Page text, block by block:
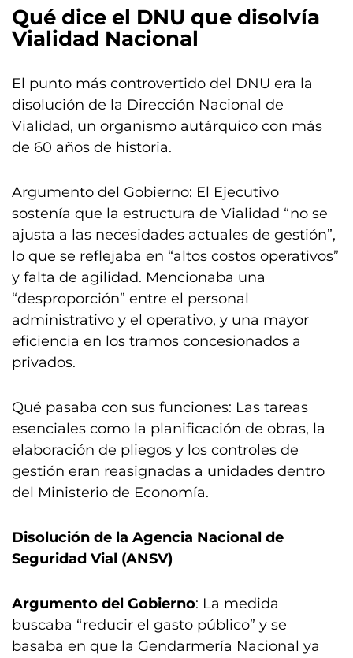
Qué dice el DNU que disolvía
Vialidad Nacional
El punto más controvertido del DNU era la
disolución de la Dirección Nacional de
Vialidad, un organismo autárquico con más
de 60 años de historia.
Argumento del Gobierno: El Ejecutivo
sostenía que la estructura de Vialidad “no se
ajusta a las necesidades actuales de gestión”,
lo que se reflejaba en “altos costos operativos”
y falta de agilidad. Mencionaba una
“desproporción” entre el personal
administrativo y el operativo, y una mayor
eficiencia en los tramos concesionados a
privados.
Qué pasaba con sus funciones: Las tareas
esenciales como la planificación de obras, la
elaboración de pliegos y los controles de
gestión eran reasignadas a unidades dentro
del Ministerio de Economía.
Disolución de la Agencia Nacional de
Seguridad Vial (ANSV)
Argumento del Gobierno: La medida
buscaba “reducir el gasto público” y se
basaba en que la Gendarmería Nacional ya